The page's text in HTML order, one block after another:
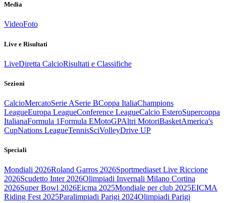
Media
VideoFoto
Live e Risultati
LiveDiretta CalcioRisultati e Classifiche
Sezioni
CalcioMercatoSerie ASerie BCoppa ItaliaChampions
LeagueEuropa LeagueConference LeagueCalcio EsteroSupercoppa
ItalianaFormula 1Formula EMotoGPAltri MotoriBasketAmerica's
CupNations LeagueTennisSciVolleyDrive UP
Speciali
Mondiali 2026Roland Garros 2026Sportmediaset Live Riccione
2026Scudetto Inter 2026Olimpiadi Invernali Milano Cortina
2026Super Bowl 2026Eicma 2025Mondiale per club 2025EICMA
Riding Fest 2025Paralimpiadi Parigi 2024Olimpiadi Parigi